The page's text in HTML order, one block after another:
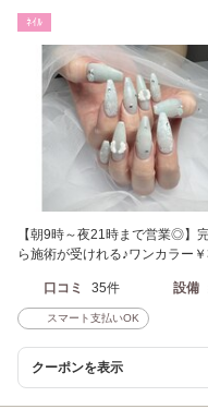
ﾈｲﾙ
【朝9時～夜21時まで営業◎】
ら施術が受けれる♪ワンカラー
口コミ 35件 設備
スマート支払いOK
クーポンを表示